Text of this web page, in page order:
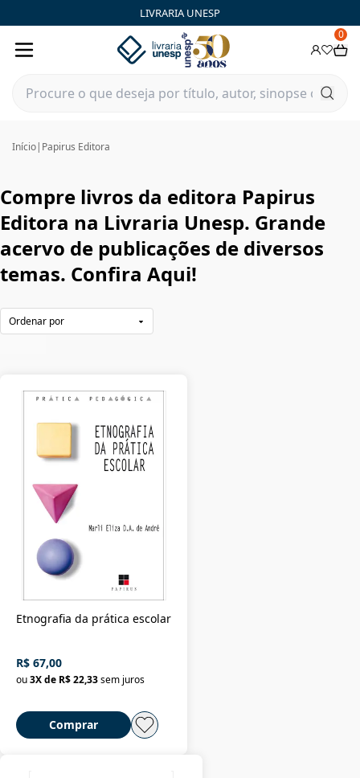
LIVRARIA UNESP
0
Início| Papirus Editora
Compre livros da editora Papirus
Editora na Livraria Unesp. Grande
acervo de publicações de diversos
temas. Confira Aqui!
Etnografia da prática escolar
R$ 67,00
ou3X de R$ 22,33sem juros
Comprar
Papirus Editora|Livraria Unesp | FastStore PLP